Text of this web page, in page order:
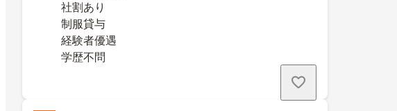
社割あり
制服貸与
経験者優遇
学歴不問